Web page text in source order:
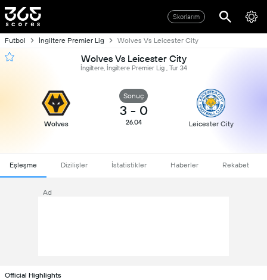
Skorlarım
Futbol İngiltere Premier Lig Wolves Vs Leicester City
Wolves Vs Leicester City
İngiltere, İngiltere Premier Lig , Tur 34
Wolves
Sonuç
3 - 0
26.04 Leicester City
Eşleşme Dizilişler İstatistikler Haberler Rekabet
Ad
Official Highlights